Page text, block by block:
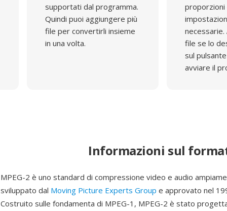
supportati dal programma.
Quindi puoi aggiungere più
file per convertirli insieme
in una volta.
proporzioni
necessarie.
file se lo
sul
avviare il
Informazioni sul
MPEG-2 è uno standard di compressione video e audio
sviluppato dal Moving Picture Experts Group e approvato nel
Costruito sulle fondamenta di MPEG-1, MPEG-2 è stato